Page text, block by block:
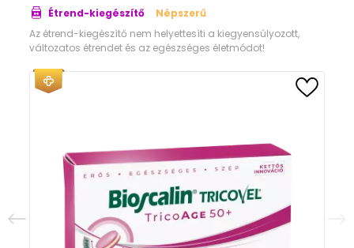
Étrend-kiegészítő
Népszerű
Az étrend-kiegészítő nem helyettesíti a kiegyensúlyozott,
változatos étrendet és az egészséges életmódot!